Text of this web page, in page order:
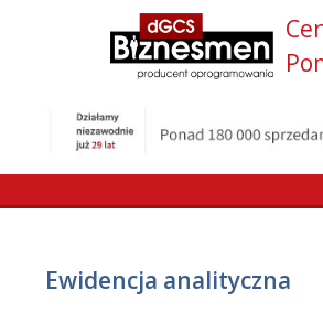
Ewidencja analityczna